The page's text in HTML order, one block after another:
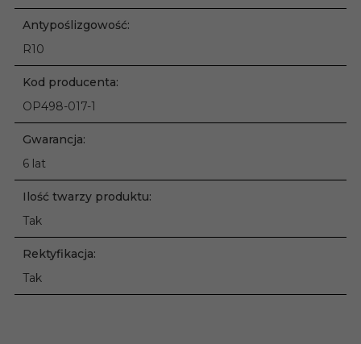
Antypoślizgowość:
R10
Kod producenta:
OP498-017-1
Gwarancja:
6 lat
Ilość twarzy produktu:
Tak
Rektyfikacja:
Tak